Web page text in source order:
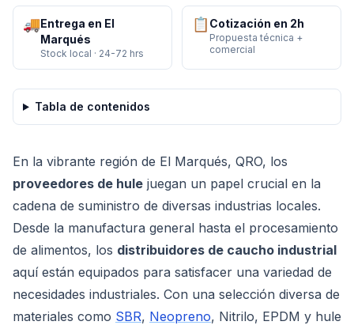
🚚Entrega en El
Marqués
Stock local · 24-72 hrs
📋 Cotización en 2h
Propuesta técnica +
comercial
Tabla de contenidos
En la vibrante región de El Marqués, QRO, los
proveedores de hule juegan un papel crucial en la
cadena de suministro de diversas industrias locales.
Desde la manufactura general hasta el procesamiento
de alimentos, los distribuidores de caucho industrial
aquí están equipados para satisfacer una variedad de
necesidades industriales. Con una selección diversa de
materiales como SBR, Neopreno, Nitrilo, EPDM y hule